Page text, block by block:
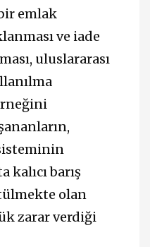
emlak
ve iade
uluslararası
kalıcı barış
olan
zarar verdiği